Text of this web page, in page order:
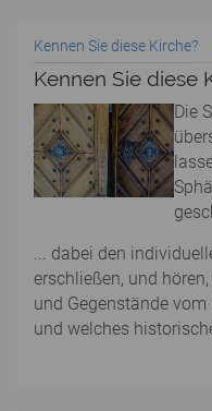
Kennen Sie diese Kirche?
Kennen Sie diese
Die
... dabei den
erschließen, und
und Gegenstände
und welches